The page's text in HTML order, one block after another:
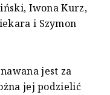
Iwona Kurz,
i Szymon
jest za
jej podzielić